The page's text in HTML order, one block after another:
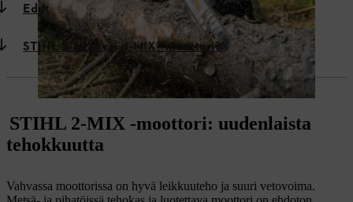
Edut
STIHL 2-MIX- vai 4-MIX®-moottori?
STIHL 2-MIX -moottori: uudenlaista
tehokkuutta
Vahvassa moottorissa on hyvä leikkuuteho ja suuri vetovoima.